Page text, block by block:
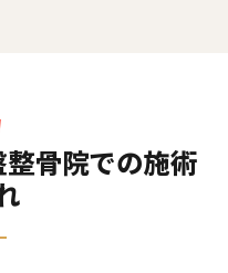
骨院での施術